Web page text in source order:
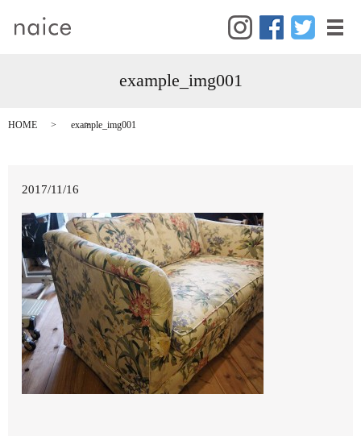
メ
example_img001
HOME example_img001
2017/11/16